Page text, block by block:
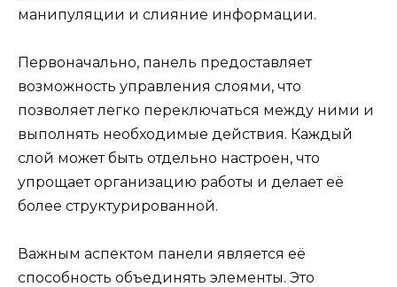
манипуляции и слияние информации.
Первоначально, панель предоставляет
возможность управления слоями, что
позволяет легко переключаться между ними и
выполнять необходимые действия. Каждый
слой может быть отдельно настроен, что
упрощает организацию работы и делает её
более структурированной.
Важным аспектом панели является её
способность объединять элементы. Это